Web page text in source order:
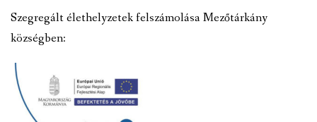
Szegregált élethelyzetek felszámolása Mezőtárkány
községben: